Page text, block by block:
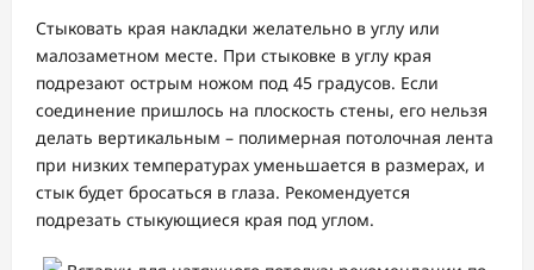
Стыковать края накладки желательно в углу или
малозаметном месте. При стыковке в углу края
подрезают острым ножом под 45 градусов. Если
соединение пришлось на плоскость стены, его нельзя
делать вертикальным – полимерная потолочная лента
при низких температурах уменьшается в размерах, и
стык будет бросаться в глаза. Рекомендуется
подрезать стыкующиеся края под углом.